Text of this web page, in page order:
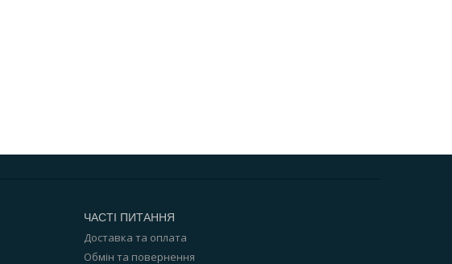
ЧАСТІ ПИТАННЯ
Доставка та оплата
Обмін та повернення